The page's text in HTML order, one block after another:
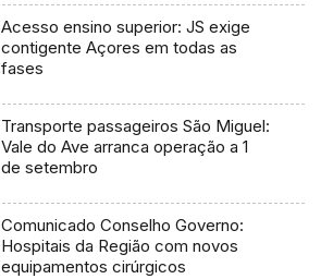
Acesso ensino superior: JS exige
contigente Açores em todas as
fases
Transporte passageiros São Miguel:
Vale do Ave arranca operação a 1
de setembro
Comunicado Conselho Governo:
Hospitais da Região com novos
equipamentos cirúrgicos